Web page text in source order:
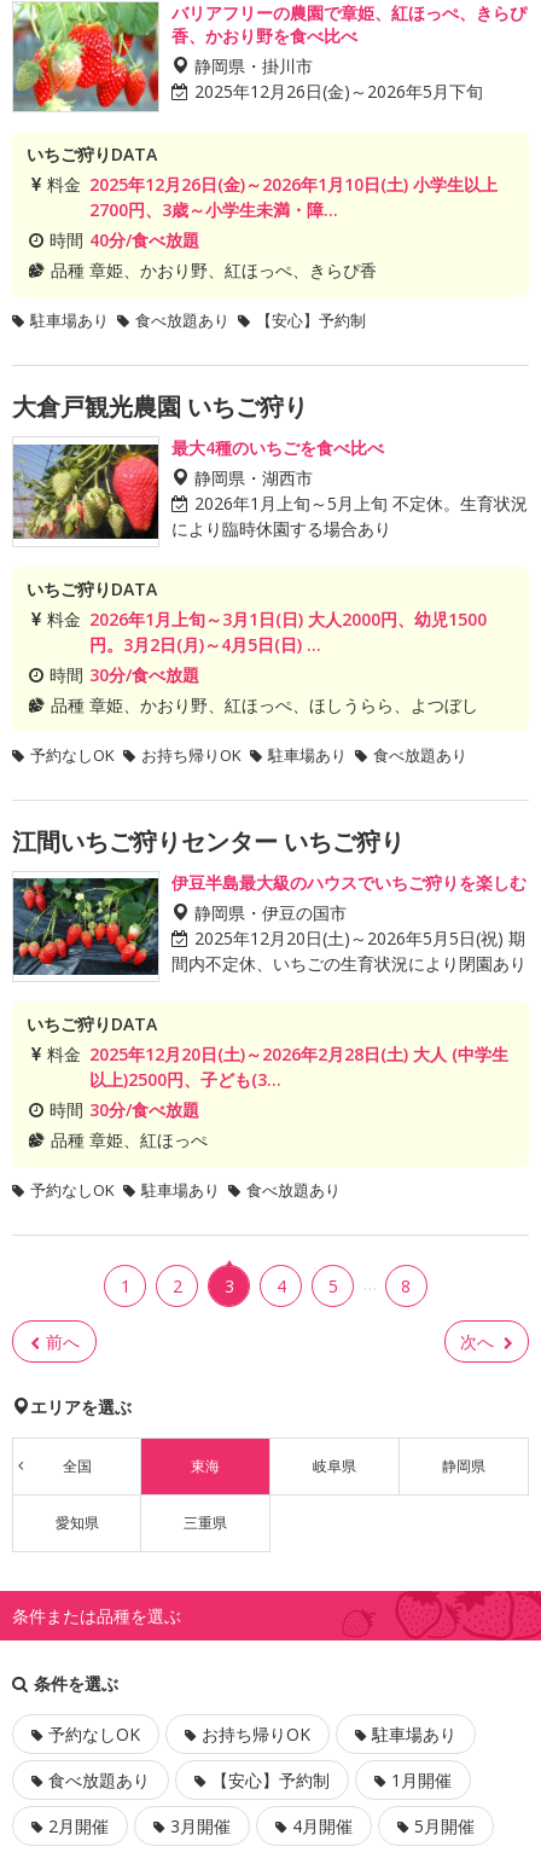
バリアフリーの農園で章姫、紅ほっぺ、きらぴ
香、かおり野を食べ比べ
静岡県・掛川市
2025年12月26日(金)～2026年5月下旬
いちご狩りDATA
料金 2025年12月26日(金)～2026年1月10日(土) 小学生以上
2700円、3歳～小学生未満・障...
時間 40分/食べ放題
品種 章姫、かおり野、紅ほっぺ、きらぴ香
駐車場あり 食べ放題あり 【安心】予約制
大倉戸観光農園 いちご狩り
最大4種のいちごを食べ比べ
静岡県・湖西市
2026年1月上旬～5月上旬 不定休。生育状況
により臨時休園する場合あり
いちご狩りDATA
料金 2026年1月上旬～3月1日(日) 大人2000円、幼児1500
円。3月2日(月)～4月5日(日) ...
時間 30分/食べ放題
品種 章姫、かおり野、紅ほっぺ、ほしうらら、よつぼし
予約なしOK お持ち帰りOK 駐車場あり 食べ放題あり
江間いちご狩りセンター いちご狩り
伊豆半島最大級のハウスでいちご狩りを楽しむ
静岡県・伊豆の国市
2025年12月20日(土)～2026年5月5日(祝) 期
間内不定休、いちごの生育状況により閉園あり
いちご狩りDATA
料金 2025年12月20日(土)～2026年2月28日(土) 大人 (中学生
以上)2500円、子ども(3...
時間 30分/食べ放題
品種 章姫、紅ほっぺ
予約なしOK 駐車場あり 食べ放題あり
前へ
1 2 3 4 5 … 8
次へ
エリアを選ぶ
全国 東海 岐阜県 静岡県
愛知県 三重県
条件または品種を選ぶ
条件を選ぶ
予約なしOK お持ち帰りOK
駐車場あり
食べ放題あり
【安心】予約制
1月開催
2月開催
3月開催 4月開催 5月開催